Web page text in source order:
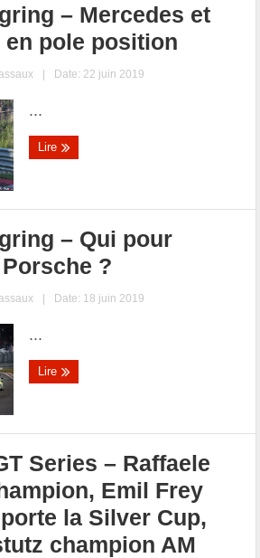
– Mercedes et
en pole position
| Date: 22 juin 2019
...
Lire
– Qui pour
?
| Date: 18 juin 2019
...
Lire
Series – Raffaele
Emil Frey
la Silver Cup,
champion AM